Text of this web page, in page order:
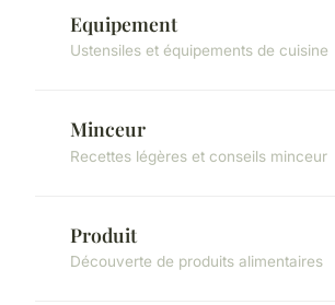
Equipement
Ustensiles et équipements de cuisine
Minceur
Recettes légères et conseils minceur
Produit
Découverte de produits alimentaires